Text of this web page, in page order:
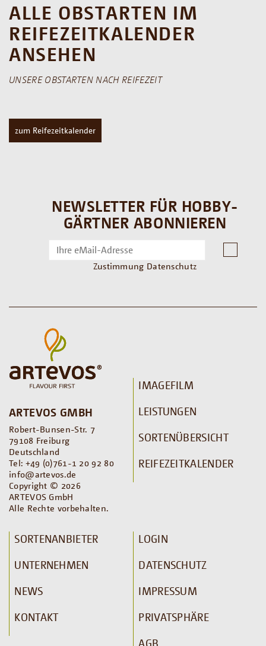
ALLE OBSTARTEN IM
REIFEZEITKALENDER
ANSEHEN
UNSERE OBSTARTEN NACH REIFEZEIT
zum Reifezeitkalender
NEWSLETTER FÜR HOBBY-
GÄRTNER ABONNIEREN
Zustimmung Datenschutz
ARTEVOS GMBH
Robert-Bunsen-Str. 7
79108 Freiburg
Deutschland
Tel: +49 (0)761-1 20 92 80
info@artevos.de
Copyright © 2026
ARTEVOS GmbH
Alle Rechte vorbehalten.
IMAGEFILM
LEISTUNGEN
SORTENÜBERSICHT
REIFEZEITKALENDER
SORTENANBIETER
UNTERNEHMEN
NEWS
KONTAKT
LOGIN
DATENSCHUTZ
IMPRESSUM
PRIVATSPHÄRE
AGB